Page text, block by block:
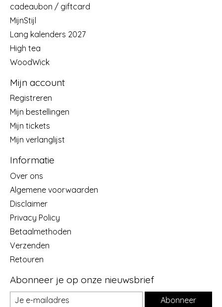
cadeaubon / giftcard
MijnStijl
Lang kalenders 2027
High tea
WoodWick
Mijn account
Registreren
Mijn bestellingen
Mijn tickets
Mijn verlanglijst
Informatie
Over ons
Algemene voorwaarden
Disclaimer
Privacy Policy
Betaalmethoden
Verzenden
Retouren
Abonneer je op onze nieuwsbrief
Abonneer